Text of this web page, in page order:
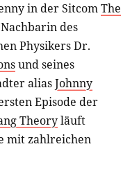
in der SitcomThe
des
Physikers Dr.
und seines
aliasJohnny
Episode der
Theoryläuft
mit zahlreichen